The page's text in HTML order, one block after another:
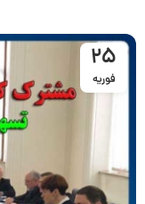
25
فوریه